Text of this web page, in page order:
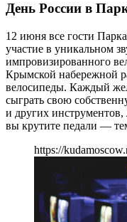
День России в
12 июня все гости
участие в уникальном
импровизированного
Крымской набережной
велосипеды. Каждый
сыграть свою
и других
вы крутите педали —
https://